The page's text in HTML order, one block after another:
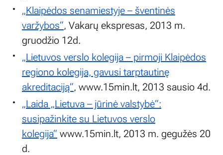
„Klaipėdos senamiestyje – šventinės
varžybos“, Vakarų ekspresas, 2013 m.
gruodžio 12d.
„Lietuvos verslo kolegija – pirmoji Klaipėdos
regiono kolegija, gavusi tarptautinę
akreditaciją“, www.15min.lt, 2013 sausio 4d.
„Laida „Lietuva – jūrinė valstybė“:
susipažinkite su Lietuvos verslo
kolegija“ www.15min.lt, 2013 m. gegužės 20
d.